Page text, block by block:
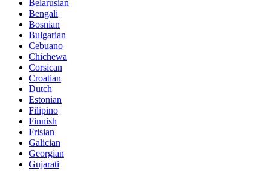
Belarusian
Bengali
Bosnian
Bulgarian
Cebuano
Chichewa
Corsican
Croatian
Dutch
Estonian
Filipino
Finnish
Frisian
Galician
Georgian
Gujarati